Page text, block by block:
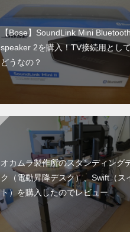
【Bose】SoundLink Mini
speaker 2を購入！TV接続用とし
どうなの？
オカムラ製作所のスタンディング
ク（電動昇降デスク）、Swift（ス
ト）を購入したのでレビュー